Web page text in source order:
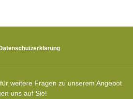
Datenschutzerklärung
weitere Fragen zu unserem Angebot
uns auf Sie!